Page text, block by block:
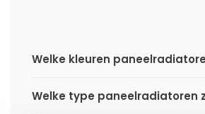
Welke kleuren
Welke type paneelradiatoren